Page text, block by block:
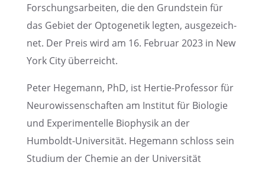
Forschungs­ar­bei­ten, die den Grund­stein für
das Gebiet der Optoge­ne­tik legten, ausge­zeich­
net. Der Preis wird am 16. Februar 2023 in New
York City überreicht.
Peter Hegemann, PhD, ist Hertie-Profes­sor für
Neuro­wis­sen­schaf­ten am Insti­tut für Biolo­gie
und Experi­men­telle Biophy­sik an der
Humboldt-Univer­si­tät. Hegemann schloss sein
Studium der Chemie an der Univer­si­tät